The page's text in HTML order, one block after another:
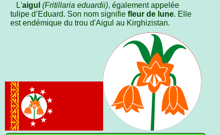
L'aigul (Fritillaria eduardii), également appelée
tulipe d’Eduard. Son nom signifiefleur de lune. Elle
est endémique du trou d'Aigul au Kirghizistan.